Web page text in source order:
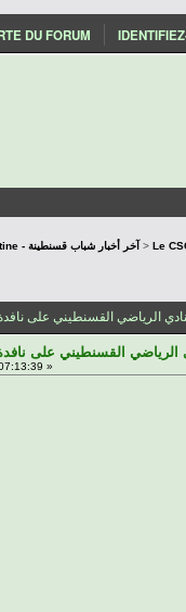
DU FORUM
Actualités du CSConstantine - آخر أخبار شباب قسنطينة >Le
النادي الرياضي القسنطيني على
»